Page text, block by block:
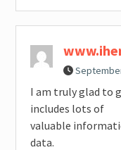
I am truly glad to
includes lots of
valuable
data.